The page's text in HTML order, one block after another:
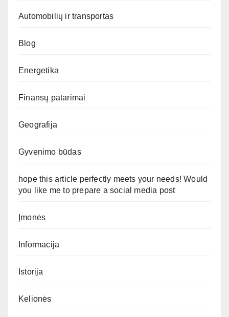
Automobilių ir transportas
Blog
Energetika
Finansų patarimai
Geografija
Gyvenimo būdas
hope this article perfectly meets your needs! Would
you like me to prepare a social media post
Įmonės
Informacija
Istorija
Kelionės